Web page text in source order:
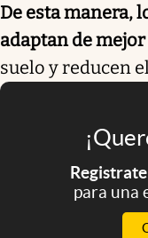
De esta manera,
adaptan de
suelo y reducen
para una